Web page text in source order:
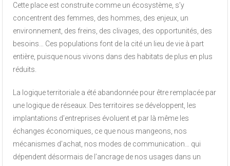
Cette place est construite comme un écosystème, s’y
concentrent des femmes, des hommes, des enjeux, un
environnement, des freins, des clivages, des opportunités, des
besoins… Ces populations font de la cité un lieu de vie à part
entière, puisque nous vivons dans des habitats de plus en plus
réduits.
La logique territoriale a été abandonnée pour être remplacée par
une logique de réseaux. Des territoires se développent, les
implantations d’entreprises évoluent et par là même les
échanges économiques, ce que nous mangeons, nos
mécanismes d’achat, nos modes de communication… qui
dépendent désormais de l’ancrage de nos usages dans un